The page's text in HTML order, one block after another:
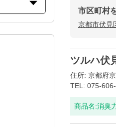
市区町村
京都市伏見
ツルハ伏
住所: 京都府
TEL: 075-
商品名:消臭